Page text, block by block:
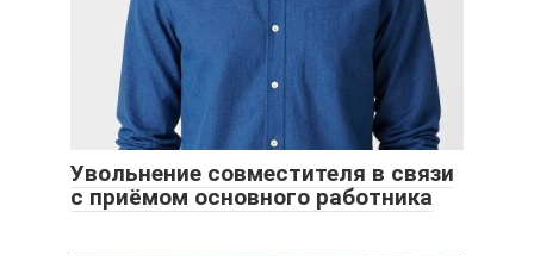
Увольнение совместителя в связи
с приёмом основного работника